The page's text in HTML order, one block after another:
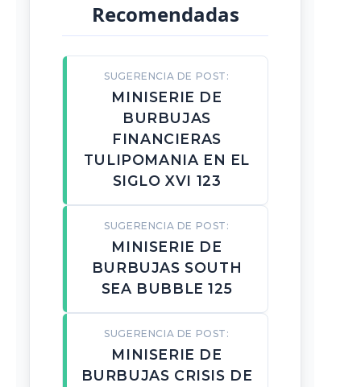
Recomendadas
SUGERENCIA DE POST:
MINISERIE DE
BURBUJAS
FINANCIERAS
TULIPOMANIA EN EL
SIGLO XVI 123
SUGERENCIA DE POST:
MINISERIE DE
BURBUJAS SOUTH
SEA BUBBLE 125
SUGERENCIA DE POST:
MINISERIE DE
BURBUJAS CRISIS DE